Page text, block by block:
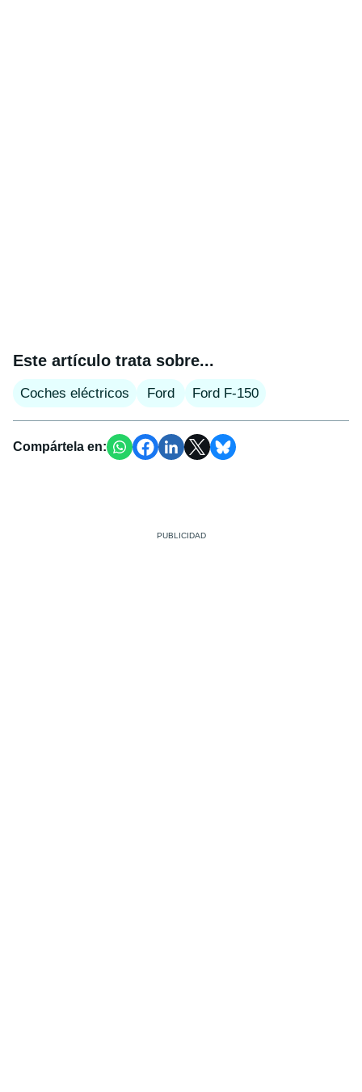
Este artículo trata sobre...
Coches eléctricos Ford Ford F-150
Compártela en: